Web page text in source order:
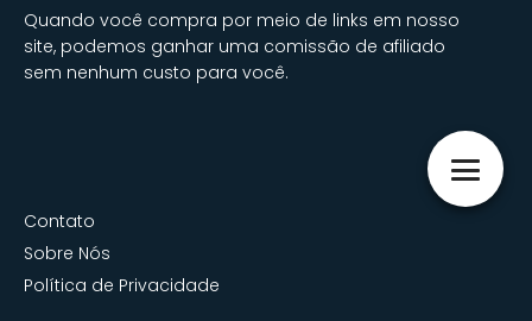
Quando você compra por meio de links em nosso
site, podemos ganhar uma comissão de afiliado
sem nenhum custo para você.
Contato
Sobre Nós
Política de Privacidade